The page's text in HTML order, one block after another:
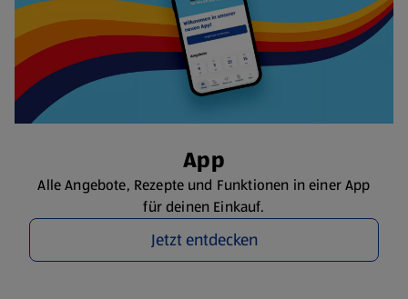
App
Alle Angebote, Rezepte und Funktionen in einer App
für deinen Einkauf.
Jetzt entdecken